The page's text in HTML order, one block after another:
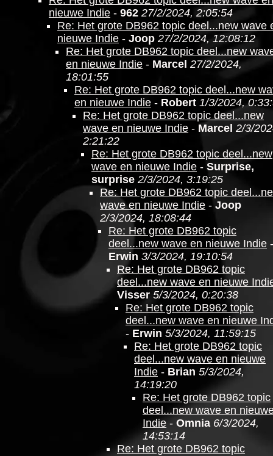
nieuwe Indie - 962 27/2/2024, 2:05:54
Re: Het grote DB962 topic deel...new wave
nieuwe Indie - Joop 27/2/2024, 12:08:12
Re: Het grote DB962 topic deel...new
en nieuwe Indie - Marcel 27/2/2024,
18:01:55
Re: Het grote DB962 topic deel...new
en nieuwe Indie - Robert 1/3/2024,
Re: Het grote DB962 topic deel...new
wave en nieuwe Indie - Marcel 2/3/
2:21:22
Re: Het grote DB962 topic deel...new
wave en nieuwe Indie - Surprise,
surprise 2/3/2024, 3:19:25
Re: Het grote DB962 topic
wave en nieuwe Indie - Joop
2/3/2024, 18:08:44
Re: Het grote DB962 topic
deel...new wave en nieuwe Indie -
Erwin 3/3/2024, 19:10:54
Re: Het grote DB962 topic
deel...new wave en nieuwe
Visser 5/3/2024, 0:20:38
Re: Het grote DB962 topic
deel...new wave en nieuwe
- Erwin 5/3/2024, 11:59:15
Re: Het grote DB962 topic
deel...new wave en nieuwe
Indie - Brian 5/3/2024,
14:19:20
Re: Het grote DB962 topic
deel...new wave en
Indie - Omnia 6/3/2024,
14:53:14
Re: Het grote DB962 topic